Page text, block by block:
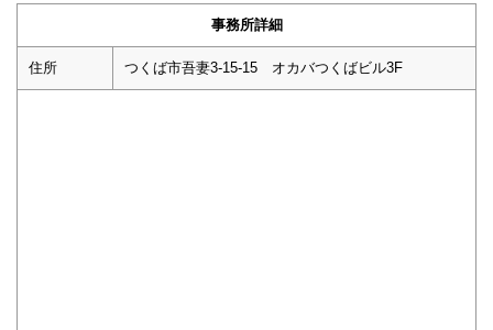
事務所詳細
住所 つくば市吾妻3-15-15 オカバつくばビル3F